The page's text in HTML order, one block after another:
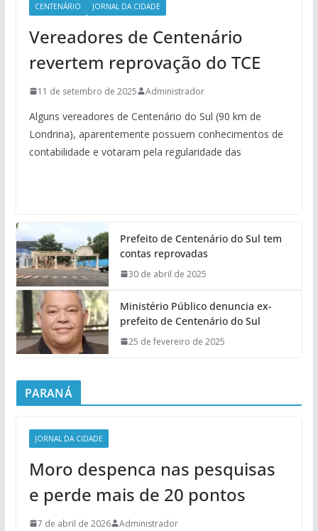
CENTENÁRIO JORNAL DA CIDADE
Vereadores de Centenário
revertem reprovação do TCE
11 de setembro de 2025 Administrador
Alguns vereadores de Centenário do Sul (90 km de
Londrina), aparentemente possuem conhecimentos de
contabilidade e votaram pela regularidade das
Prefeito de Centenário do Sul tem
contas reprovadas
30 de abril de 2025
Ministério Público denuncia ex-
prefeito de Centenário do Sul
25 de fevereiro de 2025
PARANÁ
JORNAL DA CIDADE
Moro despenca nas pesquisas
e perde mais de 20 pontos
7 de abril de 2026 Administrador